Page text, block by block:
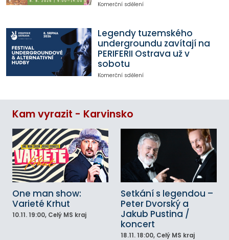
Komerční sdělení
Legendy tuzemského
undergroundu zavítají na
PERIFERII Ostrava už v
sobotu
Komerční sdělení
Kam vyrazit - Karvinsko
One man show:
Varieté Krhut
10.11. 19:00, Celý MS kraj
Setkání s legendou –
Peter Dvorský a
Jakub Pustina /
koncert
18.11. 18:00, Celý MS kraj